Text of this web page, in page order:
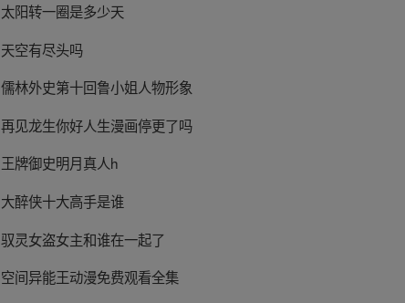
太阳转一圈是多少天
天空有尽头吗
儒林外史第十回鲁小姐人物形象
再见龙生你好人生漫画停更了吗
王牌御史明月真人h
大醉侠十大高手是谁
驭灵女盗女主和谁在一起了
空间异能王动漫免费观看全集